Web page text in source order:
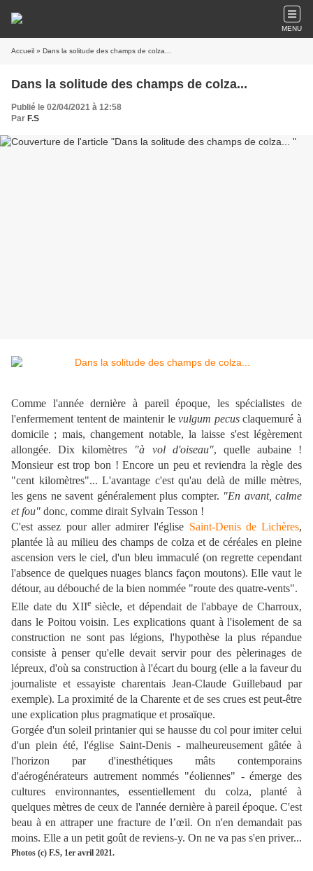
MENU
Accueil » Dans la solitude des champs de colza...
Dans la solitude des champs de colza...
Publié le 02/04/2021 à 12:58
Par F.S
Comme l'année dernière à pareil époque, les spécialistes de
l'enfermement tentent de maintenir levulgum pecusclaquemuré à
domicile ; mais, changement notable, la laisse s'est légèrement
allongée. Dix kilomètres "à vol d'oiseau", quelle aubaine !
Monsieur est trop bon ! Encore un peu et reviendra la règle des
"cent kilomètres"... L'avantage c'est qu'au delà de mille mètres,
les gens ne savent généralement plus compter. "En avant, calme
et fou" donc, comme dirait Sylvain Tesson !
C'est assez pour aller admirer l'église Saint-Denis de Lichères,
plantée là au milieu des champs de colza et de céréales en pleine
ascension vers le ciel, d'un bleu immaculé (on regrette cependant
l'absence de quelques nuages blancs façon moutons). Elle vaut le
détour, au débouché de la bien nommée "route des quatre-vents".
Elle date du XIIe siècle, et dépendait de l'abbaye de Charroux,
dans le Poitou voisin. Les explications quant à l'isolement de sa
construction ne sont pas légions, l'hypothèse la plus répandue
consiste à penser qu'elle devait servir pour des pèlerinages de
lépreux, d'où sa construction à l'écart du bourg (elle a la faveur du
journaliste et essayiste charentais Jean-Claude Guillebaud par
exemple). La proximité de la Charente et de ses crues est peut-être
une explication plus pragmatique et prosaïque.
Gorgée d'un soleil printanier qui se hausse du col pour imiter celui
d'un plein été, l'église Saint-Denis - malheureusement gâtée à
l'horizon par d'inesthétiques mâts contemporains
d'aérogénérateurs autrement nommés "éoliennes" - émerge des
cultures environnantes, essentiellement du colza, planté à
quelques mètres de ceux de l'année dernière à pareil époque. C'est
beau à en attraper une fracture de l’œil. On n'en demandait pas
moins. Elle a un petit goût de reviens-y. On ne va pas s'en priver...
Photos (c) F.S, 1er avril 2021.